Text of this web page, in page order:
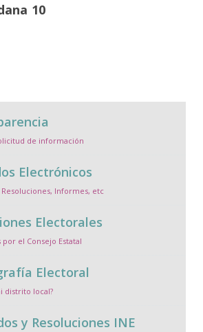
10
de información
Electrónicos
Informes, etc
Electorales
por el Consejo Estatal
Electoral
distrito local?
y Resoluciones INE